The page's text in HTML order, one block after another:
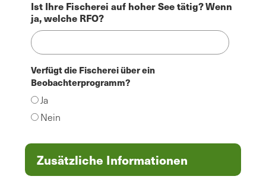
Ist Ihre Fischerei auf hoher See tätig? Wenn
ja, welche RFO?
Verfügt die Fischerei über ein
Beobachterprogramm?
Ja
Nein
Zusätzliche Informationen